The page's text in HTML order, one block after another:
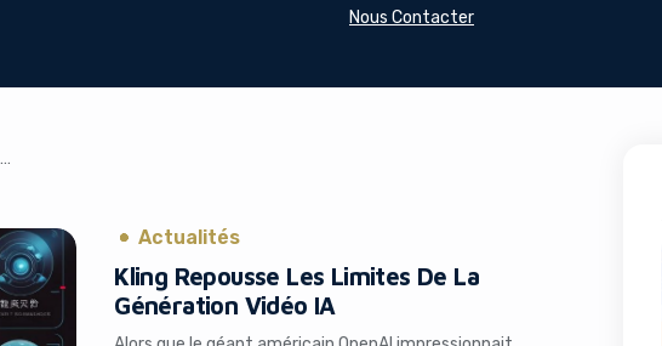
Nous Contacter
Actualités
Kling Repousse Les Limites De La
Génération Vidéo IA